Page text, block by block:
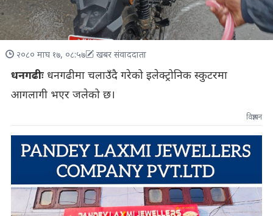
२०८० माघ १७, ०८:५७ खबर संवाददाता
धनगढीःधनगढीमा चलाउँदै गरेको इलेक्ट्रोनिक स्कुटरमा
आगलागी भएर जलेको छ।
विज्ञापन